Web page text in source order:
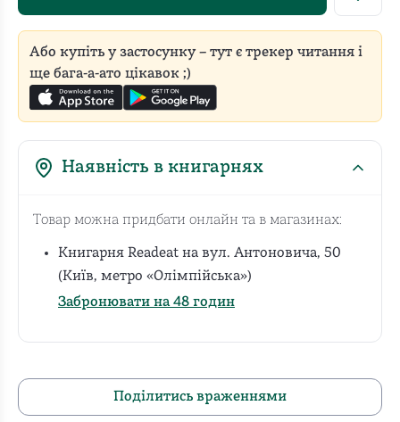
Або купіть у застосунку – тут є трекер читання і
ще бага-а-ато цікавок ;)
Наявність в книгарнях
Товар можна придбати онлайн та в магазинах:
Книгарня Readeat на вул. Антоновича, 50
(Київ, метро «Олімпійська»)
Забронювати на 48 годин
Поділитись враженнями